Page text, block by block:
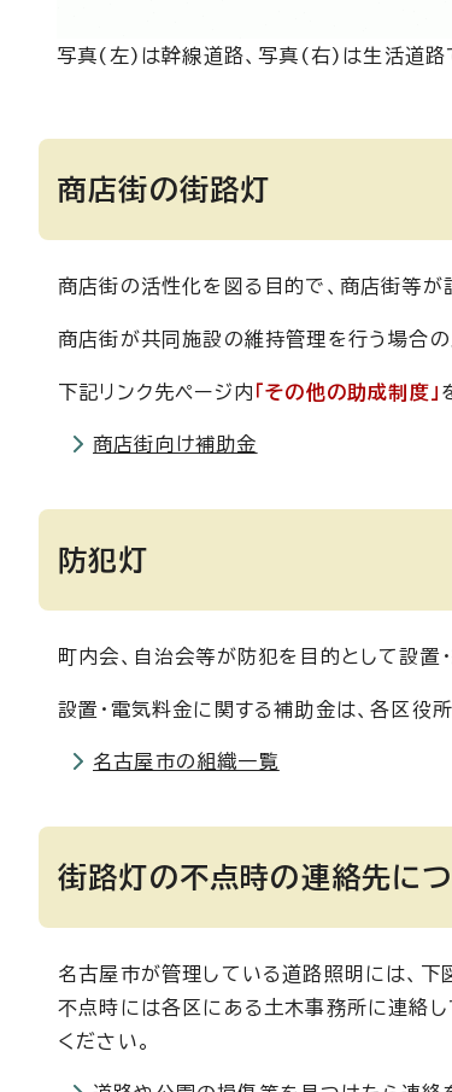
写真(左)は幹線道路、写真(右)は生活道路
商店街の街路灯
商店街の活性化を図る目的で、商店街等が
商店街が共同施設の維持管理を行う場合
下記リンク先ページ内 「その他の助成制度」
商店街向け補助金
防犯灯
町内会、自治会等が防犯を目的として設置
設置・電気料金に関する補助金は、各区役
名古屋市の組織一覧
街路灯の不点時の連絡先に
名古屋市が管理している道路照明には、
不点時には各区にある土木事務所に連絡
ください。